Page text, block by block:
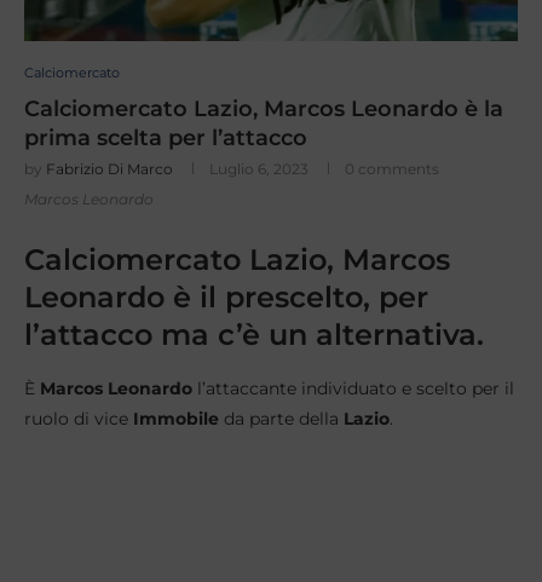
Calciomercato
Calciomercato Lazio, Marcos Leonardo è la
prima scelta per l’attacco
by Fabrizio Di Marco Luglio 6, 2023
0 comments
Marcos Leonardo
Calciomercato Lazio, Marcos
Leonardo è il prescelto, per
l’attacco ma c’è un alternativa.
È Marcos Leonardo l’attaccante individuato e scelto per il
ruolo di vice Immobile da parte della Lazio.